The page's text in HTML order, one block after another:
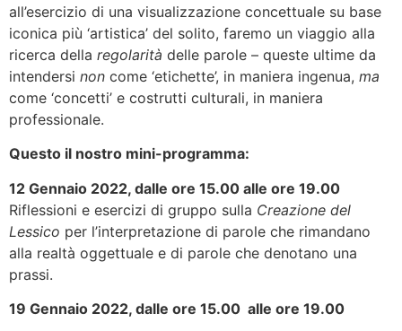
all’esercizio di una visualizzazione concettuale su base
iconica più ‘artistica’ del solito, faremo un viaggio alla
ricerca della regolarità delle parole – queste ultime da
intendersi non come ‘etichette’, in maniera ingenua, ma
come ‘concetti’ e costrutti culturali, in maniera
professionale.
Questo il nostro mini-programma:
12 Gennaio 2022, dalle ore 15.00 alle ore 19.00
Riflessioni e esercizi di gruppo sulla Creazione del
Lessico per l’interpretazione di parole che rimandano
alla realtà oggettuale e di parole che denotano una
prassi.
19 Gennaio 2022, dalle ore 15.00 alle ore 19.00